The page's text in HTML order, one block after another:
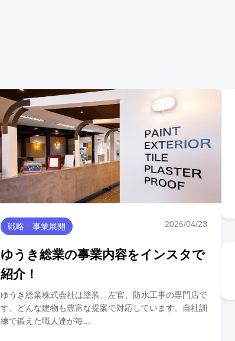
戦略・事業展開 2026/04/23
ゆうき総業の事業内容をインスタで
紹介！
ゆうき総業株式会社は塗装、左官、防水工事の専門店で
す。どんな建物も豊富な提案で対応しています。自社訓
練で鍛えた職人達が毎...